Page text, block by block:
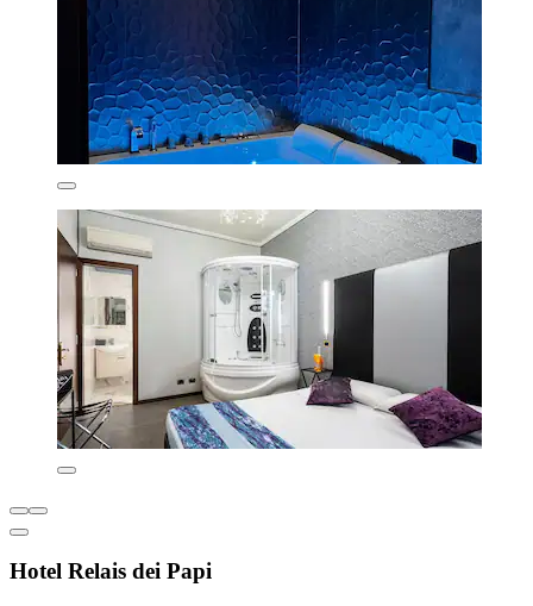
Hotel Relais dei Papi